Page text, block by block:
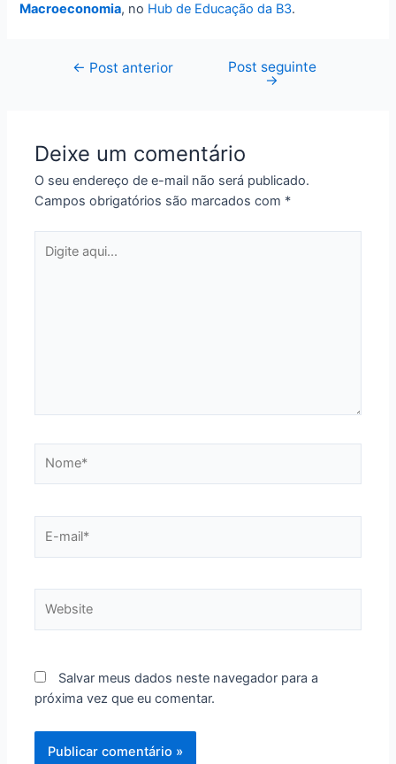
Macroeconomia, no Hub de Educação da B3.
Navegação
← Post anterior Post seguinte
→
Deixe um comentário
O seu endereço de e-mail não será publicado.
Campos obrigatórios são marcados com *
aqui...
mail*
Salvar meus dados neste navegador para a
próxima vez que eu comentar.